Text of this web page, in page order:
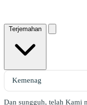
Terjemahan
Dan sungguh, telah Kami